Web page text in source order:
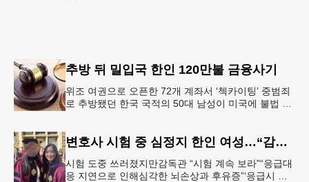
추방 뒤 밀입국 한인 120만불 금융사기
위조 여권으로 오픈한 72개 계좌서 ‘첵카이팅’ 중범죄
로 추방됐던 한국 국적의 50대 남성이 미국에 불법 재
변호사 시험 중 심정지 한인 여성…“감독 부실” 소송
시험 도중 쓰러졌지만감독관 “시험 계속 보라”“응급대
응 지연으로 인해심각한 뇌손상과 후유증”‘응급시 시